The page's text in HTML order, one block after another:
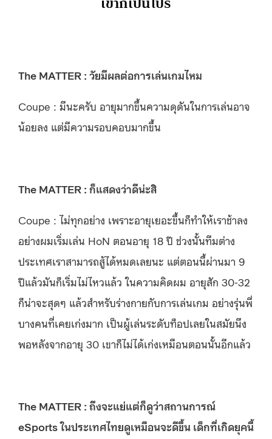
The MATTER : วัยมีผลต่อการเล่นเกมไหม
Coupe : มีนะครับ อายุมากขึ้นความดุดันในการเล่นอาจ
น้อยลง แต่มีความรอบคอบมากขึ้น
The MATTER : ก็แสดงว่าดีน่ะสิ
Coupe : ไม่ทุกอย่าง เพราะอายุเยอะขึ้นก็ทำให้เราช้าลง
อย่างผมเริ่มเล่น HoN ตอนอายุ 18 ปี ช่วงนั้นทีมต่าง
ประเทศเราสามารถสู้ได้หมดเลยนะ แต่ตอนนี้ผ่านมา 9
ปีแล้วมันก็เริ่มไม่ไหวแล้ว ในความคิดผม อายุสัก 30-32
ก็น่าจะสุดๆ แล้วสำหรับร่างกายกับการเล่นเกม อย่างรุ่นพี่
บางคนที่เคยเก่งมาก เป็นผู้เล่นระดับท็อปเลยในสมัยนึง
พอหลังจากอายุ 30 เขาก็ไม่ได้เก่งเหมือนตอนนั้นอีกแล้ว
The MATTER : ถึงจะแย่แต่ก็ดูว่าสถานการณ์
eSports ในประเทศไทยดูเหมือนจะดีขึ้น เด็กที่เกิดยุคนี้